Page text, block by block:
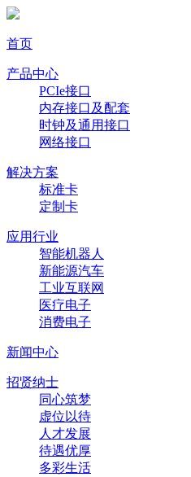
首页
产品中心
PCIe接口
内存接口及配套
时钟及通用接口
网络接口
解决方案
标准卡
定制卡
应用行业
智能机器人
新能源汽车
工业互联网
医疗电子
消费电子
新闻中心
招贤纳士
同心筑梦
虚位以待
人才发展
待遇优厚
多彩生活